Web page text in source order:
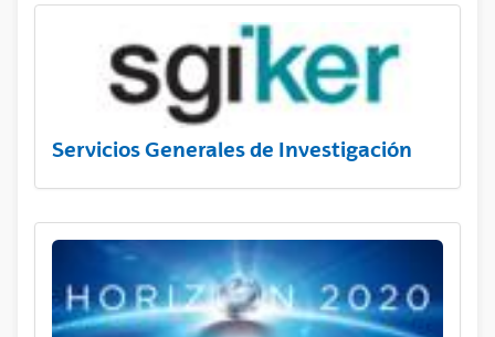
Servicios Generales de Investigación